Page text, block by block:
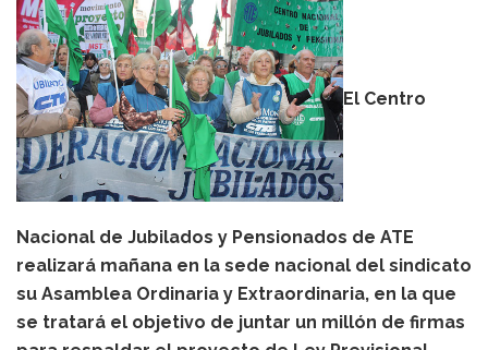
El Centro
Nacional de Jubilados y Pensionados de ATE
realizará mañana en la sede nacional del sindicato
su Asamblea Ordinaria y Extraordinaria, en la que
se tratará el objetivo de juntar un millón de firmas